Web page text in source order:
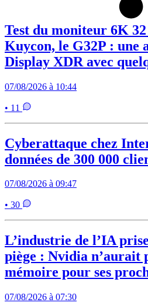
Test du moniteur 6K 32
Kuycon, le G32P : une
Display XDR avec
07/08/2026 à 10:44
• 11
Cyberattaque chez
données de 300 000
07/08/2026 à 09:47
• 30
L’industrie de l’IA
piège : Nvidia n’aurait
mémoire pour ses
07/08/2026 à 07:30